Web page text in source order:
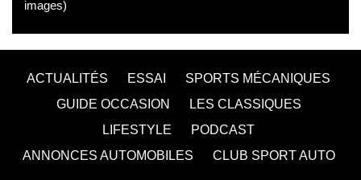
images)
ACTUALITÉS ESSAI
SPORTS MÉCANIQUES
GUIDE OCCASION
LES CLASSIQUES
LIFESTYLE
PODCAST
ANNONCES AUTOMOBILES
CLUB SPORT AUTO